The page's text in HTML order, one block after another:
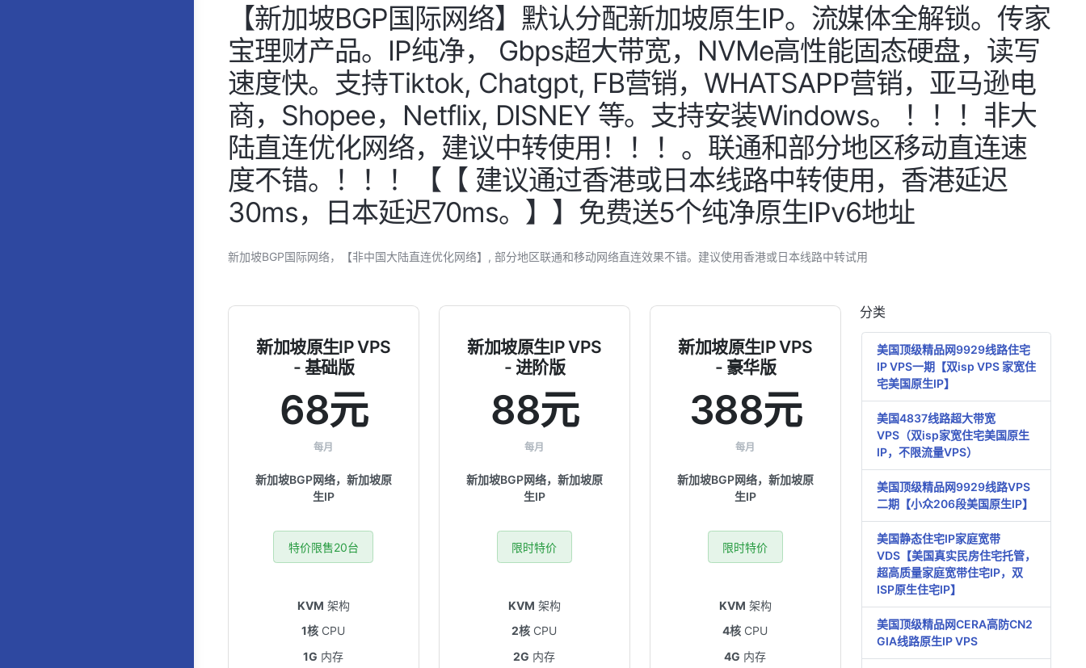
【新加坡BGP国际网络】默认分配新加坡原生IP。流媒体全解锁。传家
宝理财产品。IP纯净， Gbps超大带宽，NVMe高性能固态硬盘，读写
速度快。支持Tiktok, Chatgpt, FB营销，WHATSAPP营销，亚马逊电
商，Shopee，Netflix, DISNEY 等。支持安装Windows。 ！！！非大
陆直连优化网络，建议中转使用！！！。联通和部分地区移动直连速
度不错。！！！【【 建议通过香港或日本线路中转使用，香港延迟
30ms，日本延迟70ms。】】免费送5个纯净原生IPv6地址
新加坡BGP国际网络，【非中国大陆直连优化网络】, 部分地区联通和移动网络直连效果不错。建议使用香港或日本线路中转试用
新加坡原生IP VPS
- 基础版
68元
每月
新加坡BGP网络，新加坡原
生IP
特价限售20台
KVM 架构
1核 CPU
1G 内存
新加坡原生IP VPS
- 进阶版
88元
每月
新加坡BGP网络，新加坡原
生IP
限时特价
KVM 架构
2核 CPU
2G 内存
新加坡原生IP VPS
- 豪华版
388元
每月
新加坡BGP网络，新加坡原
生IP
限时特价
KVM 架构
4核 CPU
4G 内存
分类
美国顶级精品网9929线路住宅
IP VPS一期【双isp VPS 家宽住
宅美国原生IP】
美国4837线路超大带宽
VPS（双isp家宽住宅美国原生
IP，不限流量VPS）
美国顶级精品网9929线路VPS
二期【小众206段美国原生IP】
美国静态住宅IP家庭宽带
VDS【美国真实民房住宅托管，
超高质量家庭宽带住宅IP，双
ISP原生住宅IP】
美国顶级精品网CERA高防CN2
GIA线路原生IP VPS